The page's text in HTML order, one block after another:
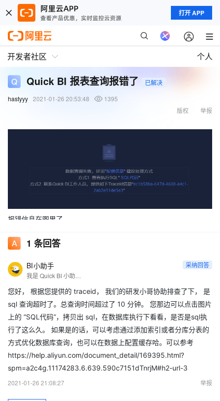
打开 APP
开发者社区 个人
Quick BI 报表查询报错了
已解决
hastyyy 2021-01-26 20:53:48
1395
举报
版权
报错信息在图里了
traceid: ec1b58ba-647d-4608-a4c1-2ab2ef1de5e3
1 条回答
BI小助手 采纳回答
您好， 根据您提供的 traceid， 我们的研发小哥协助排查了下， 是
sql 查询超时了。总查询时间超过了 10 分钟。 您那边可以点击图片
上的 “SQL代码”，拷贝出 sql，在数据库执行下看看，是否是sql执
行了这么久。 如果是的话，可以考虑通过添加索引或者分库分表的
方式优化数据库查询，也可以在数据上配置缓存哈。可以参考
https://help.aliyun.com/document_detail/169395.html?
spm=a2c4g.11174283.6.639.590c7151dTnrjM#h2-url-3
2021-01-26 21:08:27
举报